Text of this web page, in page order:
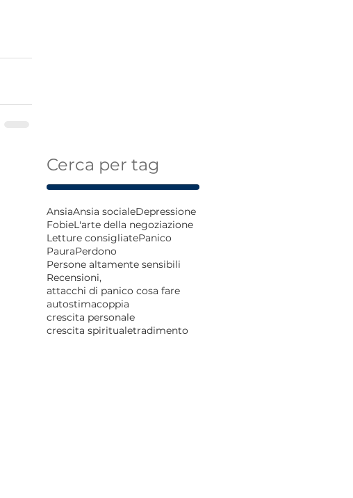
Cerca per tag
AnsiaAnsia socialeDepressione
FobieL'arte della negoziazione
Letture consigliatePanico
PauraPerdono
Persone altamente sensibili
Recensioni,
attacchi di panico cosa fare
autostimacoppia
crescita personale
crescita spiritualetradimento